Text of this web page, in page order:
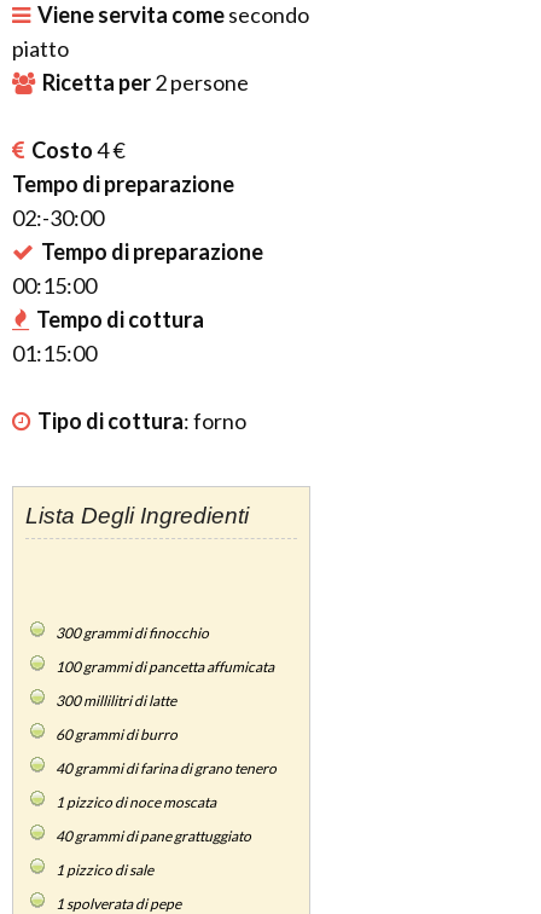
Viene servita comesecondo
piatto
Ricetta per2persone
Costo4 €
Tempo di preparazione
02:-30:00
Tempo di preparazione
00:15:00
Tempo di cottura
01:15:00
Tipo di cottura:forno
Lista Degli Ingredienti
300grammi di finocchio
100grammi di pancetta affumicata
300millilitri di latte
60grammi di burro
40grammi di farina di grano tenero
1 pizzico di noce moscata
40grammi di pane grattuggiato
1 pizzico di sale
1spolverata di pepe